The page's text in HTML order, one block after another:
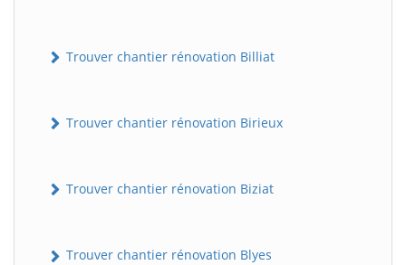
Trouver chantier rénovation Billiat
Trouver chantier rénovation Birieux
Trouver chantier rénovation Biziat
Trouver chantier rénovation Blyes